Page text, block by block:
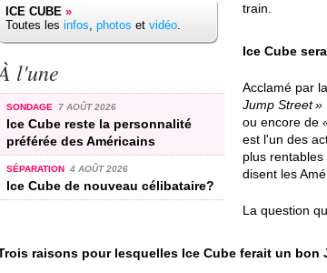
ICE CUBE »
Toutes les infos, photos et vidéo.
l'une
SONDAGE 7 AOÛT 2026
Ice Cube reste la personnalité
préférée des Américains
SÉPARATION 4 AOÛT 2026
Ice Cube de nouveau célibataire?
train.
Ice Cube
Acclamé par
Jump Street
ou encore de
est l'un des
plus
disent les
La question
raisons pour lesquelles Ice Cube ferait un bon